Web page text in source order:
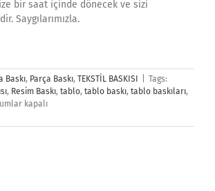
bir saat içinde dönecek ve sizi
Saygılarımızla.
Baskı, Parça Baskı, TEKSTİL BASKISI
Tags:
, Resim Baskı, tablo, tablo baskı, tablo baskıları,
kapalı